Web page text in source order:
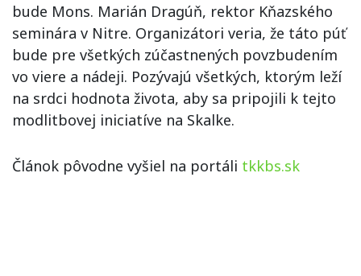
bude Mons. Marián Dragúň, rektor Kňazského
seminára v Nitre. Organizátori veria, že táto púť
bude pre všetkých zúčastnených povzbudením
vo viere a nádeji. Pozývajú všetkých, ktorým leží
na srdci hodnota života, aby sa pripojili k tejto
modlitbovej iniciatíve na Skalke.
Článok pôvodne vyšiel na portáli tkkbs.sk